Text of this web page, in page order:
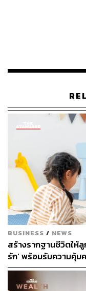
ว่า เมื่อคนคนหนึ่งเดิ
ที่ยังมีความหมายพอ
หนังเปิดด้วยภาพขอ
ใหญ่ ทั้งมหาสมุทร ป่
ของชีวิตที่ผ่านการพิ
สำเร็จ และความมั่งคั่
BUSINESS / NEWS
สร้างรากฐานชีวิตให้
รัก’ พร้อมรับความคุ้
บาท ดอกเบี้ยรับเต็ม